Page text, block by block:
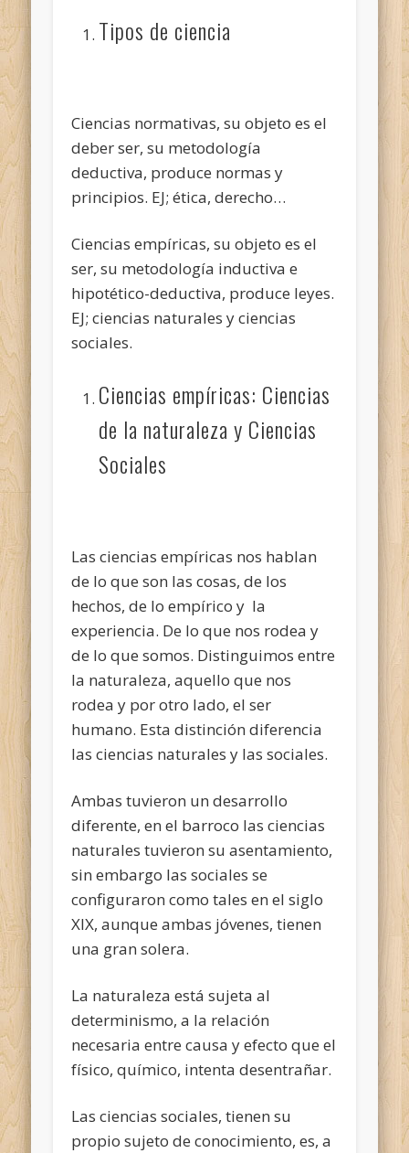
Tipos de ciencia
Ciencias normativas, su objeto es el
deber ser, su metodología
deductiva, produce normas y
principios. EJ; ética, derecho…
Ciencias empíricas, su objeto es el
ser, su metodología inductiva e
hipotético-deductiva, produce leyes.
EJ; ciencias naturales y ciencias
sociales.
Ciencias empíricas: Ciencias
de la naturaleza y Ciencias
Sociales
Las ciencias empíricas nos hablan
de lo que son las cosas, de los
hechos, de lo empírico y la
experiencia. De lo que nos rodea y
de lo que somos. Distinguimos entre
la naturaleza, aquello que nos
rodea y por otro lado, el ser
humano. Esta distinción diferencia
las ciencias naturales y las sociales.
Ambas tuvieron un desarrollo
diferente, en el barroco las ciencias
naturales tuvieron su asentamiento,
sin embargo las sociales se
configuraron como tales en el siglo
XIX, aunque ambas jóvenes, tienen
una gran solera.
La naturaleza está sujeta al
determinismo, a la relación
necesaria entre causa y efecto que el
físico, químico, intenta desentrañar.
Las ciencias sociales, tienen su
propio sujeto de conocimiento, es, a